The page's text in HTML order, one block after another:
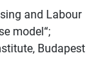
and Labour
model“;
Budapest